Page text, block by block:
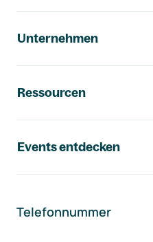
Unternehmen
Ressourcen
Events entdecken
Telefonnummer